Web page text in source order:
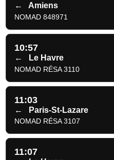
← Amiens
NOMAD 848971
10:57
← Le Havre
NOMAD RÉSA 3110
11:03
← Paris-St-Lazare
NOMAD RÉSA 3107
11:07